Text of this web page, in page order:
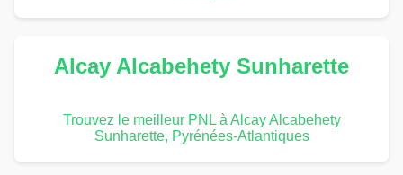
Alcay Alcabehety Sunharette
Trouvez le meilleur PNL à Alcay Alcabehety
Sunharette, Pyrénées-Atlantiques